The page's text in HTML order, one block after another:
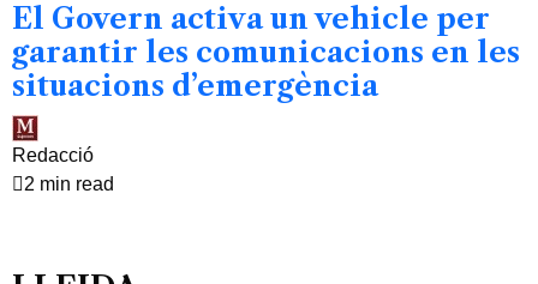
El Govern activa un vehicle per
garantir les comunicacions en les
situacions d’emergència
Redacció
2 min read